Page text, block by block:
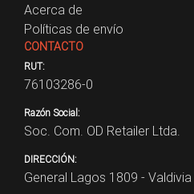
Acerca de
Políticas de envío
CONTACTO
RUT:
76103286-0
Razón Social:
Soc. Com. OD Retailer Ltda.
DIRECCIÓN:
General Lagos 1809 - Valdivia